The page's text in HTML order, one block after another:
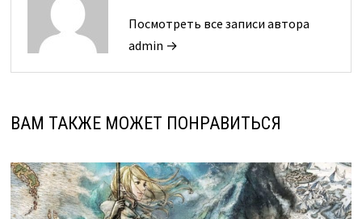
Посмотреть все записи автора
admin →
ВАМ ТАКЖЕ МОЖЕТ ПОНРАВИТЬСЯ